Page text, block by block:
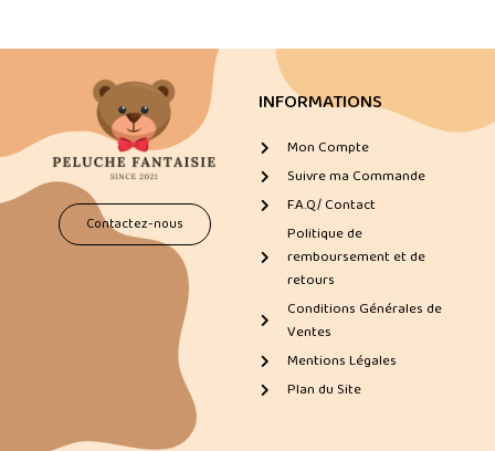
Contactez-nous
INFORMATIONS
Mon Compte
Suivre ma Commande
F.A.Q/ Contact
Politique de
remboursement et de
retours
Conditions Générales de
Ventes
Mentions Légales
Plan du Site